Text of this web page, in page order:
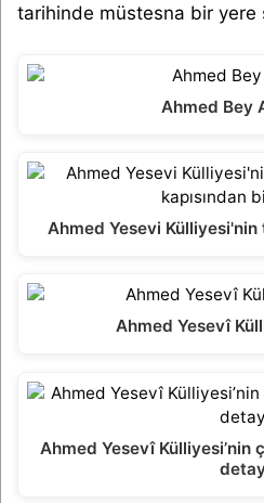
tarihinde müstesna bir yere
Ahmed Bey
Ahmed Yesevi
Ahmed Yesevî
Ahmed Yesevî Külliyesi’nin